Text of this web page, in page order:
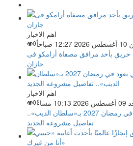
اهم الاخبار
0
حريق بأحد مرافق مصفاة أرامكو فى
جازان
اهم الاخبار
مساءً
0
شاهد .. أحمد العوضي يعود في رمضان 2027 بـ«سلطان الديب»..
تفاصيل مشروعه الجديد